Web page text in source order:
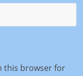
this browser for